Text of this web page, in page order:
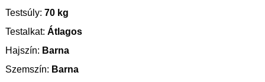
Testsúly: 70 kg
Testalkat: Átlagos
Hajszín: Barna
Szemszín: Barna